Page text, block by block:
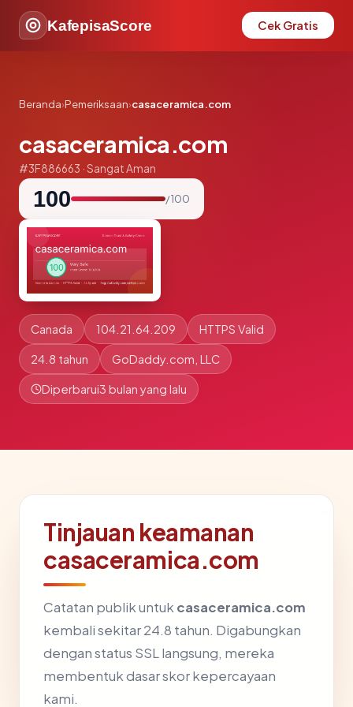
KafepisaScore Cek Gratis
Beranda›Pemeriksaan›casaceramica.com
casaceramica.com
#3F886663 · Sangat Aman
100 / 100
Canada 104.21.64.209 HTTPS Valid
24.8 tahun GoDaddy.com, LLC
Diperbarui3 bulan yang lalu
Tinjauan keamanan
casaceramica.com
Catatan publik untuk casaceramica.com
kembali sekitar 24.8 tahun. Digabungkan
dengan status SSL langsung, mereka
membentuk dasar skor kepercayaan
kami.